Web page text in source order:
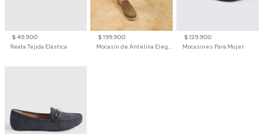
$ 49.900
Reata Tejida Elástica
$ 199.900
Mocasín de Antelina Elegante con Suela de Contraste Para Hombre
$ 139.900
Mocasines Para Mujer